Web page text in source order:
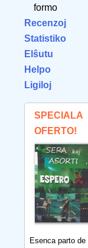
formo
Recenzoj
Statistiko
Elŝutu
Helpo
Ligiloj
SPECIALA
OFERTO!
Esenca parto de